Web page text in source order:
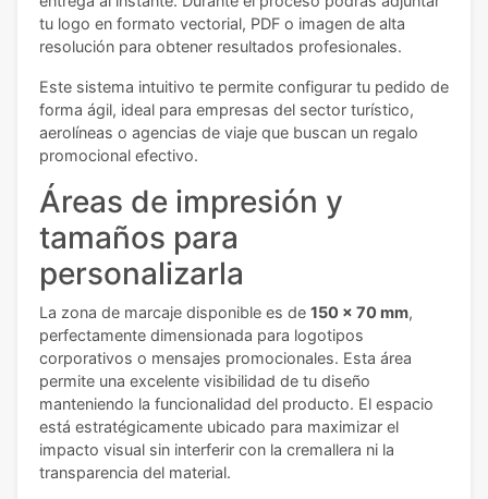
tu logo en formato vectorial, PDF o imagen de alta
resolución para obtener resultados profesionales.
Este sistema intuitivo te permite configurar tu pedido de
forma ágil, ideal para empresas del sector turístico,
aerolíneas o agencias de viaje que buscan un regalo
promocional efectivo.
Áreas de impresión y
tamaños para
personalizarla
La zona de marcaje disponible es de 150 x 70 mm,
perfectamente dimensionada para logotipos
corporativos o mensajes promocionales. Esta área
permite una excelente visibilidad de tu diseño
manteniendo la funcionalidad del producto. El espacio
está estratégicamente ubicado para maximizar el
impacto visual sin interferir con la cremallera ni la
transparencia del material.